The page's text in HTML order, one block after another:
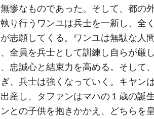
惨なものであった。そして、都の
り行うワンユは兵士を一新し、全
志願してくる。ワンユは無駄な人
全員を兵士として訓練し自らが厳
忠誠心と結束力を高める。そして
、兵士は強くなっていく。キヤン
産し、タファンはマハの１歳の誕
との子供を抱きかかえ、どちらを